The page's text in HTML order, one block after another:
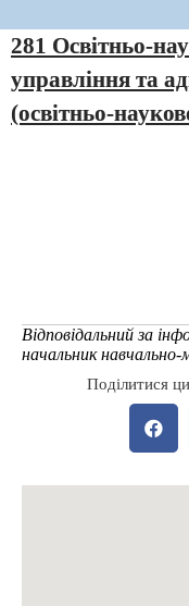
281 Освітньо-
управління та
(освітньо-
Відповідальний за
начальник навчально-
Поділитися